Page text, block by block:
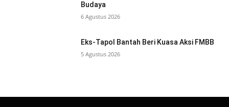
Budaya
6 Agustus 2026
Eks-Tapol Bantah Beri Kuasa Aksi FMBB
5 Agustus 2026